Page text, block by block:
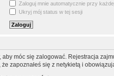
Zaloguj mnie automatycznie przy
Ukryj mój status w tej sesji
aby móc się zalogować. Rejestracja
zapoznałeś się z netykietą i